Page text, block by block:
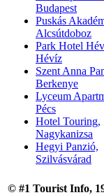
Budapest
Puskás
Alcsútdoboz
Park Hotel
Hévíz
Szent Anna
Berkenye
Lyceum
Pécs
Hotel Touring,
Nagykanizsa
Hegyi Panzió,
Szilvásvárad
© #1 Tourist Info,